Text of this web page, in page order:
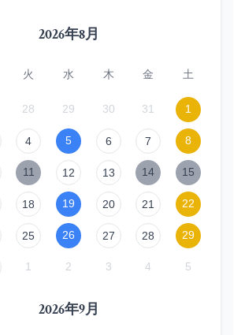
2026年8月
火 水 木 金 土
28 29 30 31 1
4 5 6 7 8
11 12 13 14 15
18 19 20 21 22
25 26 27 28 29
1 2 3 4 5
2026年9月